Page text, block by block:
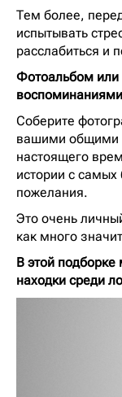
Тем более,
испытывать
расслабиться и
Фотоальбом или
воспоминаниями
Соберите
вашими общими
настоящего
истории с
пожелания.
Это очень
как много
В этой
находки среди